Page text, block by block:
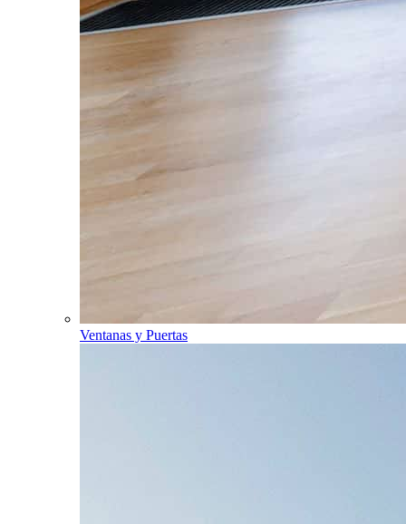
Ventanas y Puertas